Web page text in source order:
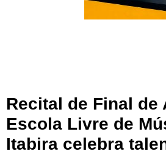
Recital de Final de
Escola Livre de
Itabira celebra